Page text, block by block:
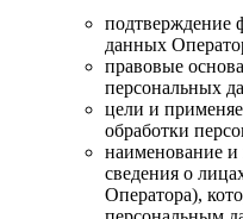
подтверждение
данных
правовые
персональных
цели и
обработки
наименование и
сведения о
Оператора),